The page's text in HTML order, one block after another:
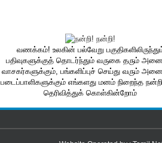
வணக்கம்! உலகின் பல்வேறு
பதிவுகளுக்குத் தொடர்ந்தும் வருகை தரும்
வாசகர்களுக்கும், பங்களிப்புச் செய்து வரும்
படைப்பாளிகளுக்கும் எங்களது மனம் நிறைந்த
தெரிவித்துக் கொள்கின்றோம்